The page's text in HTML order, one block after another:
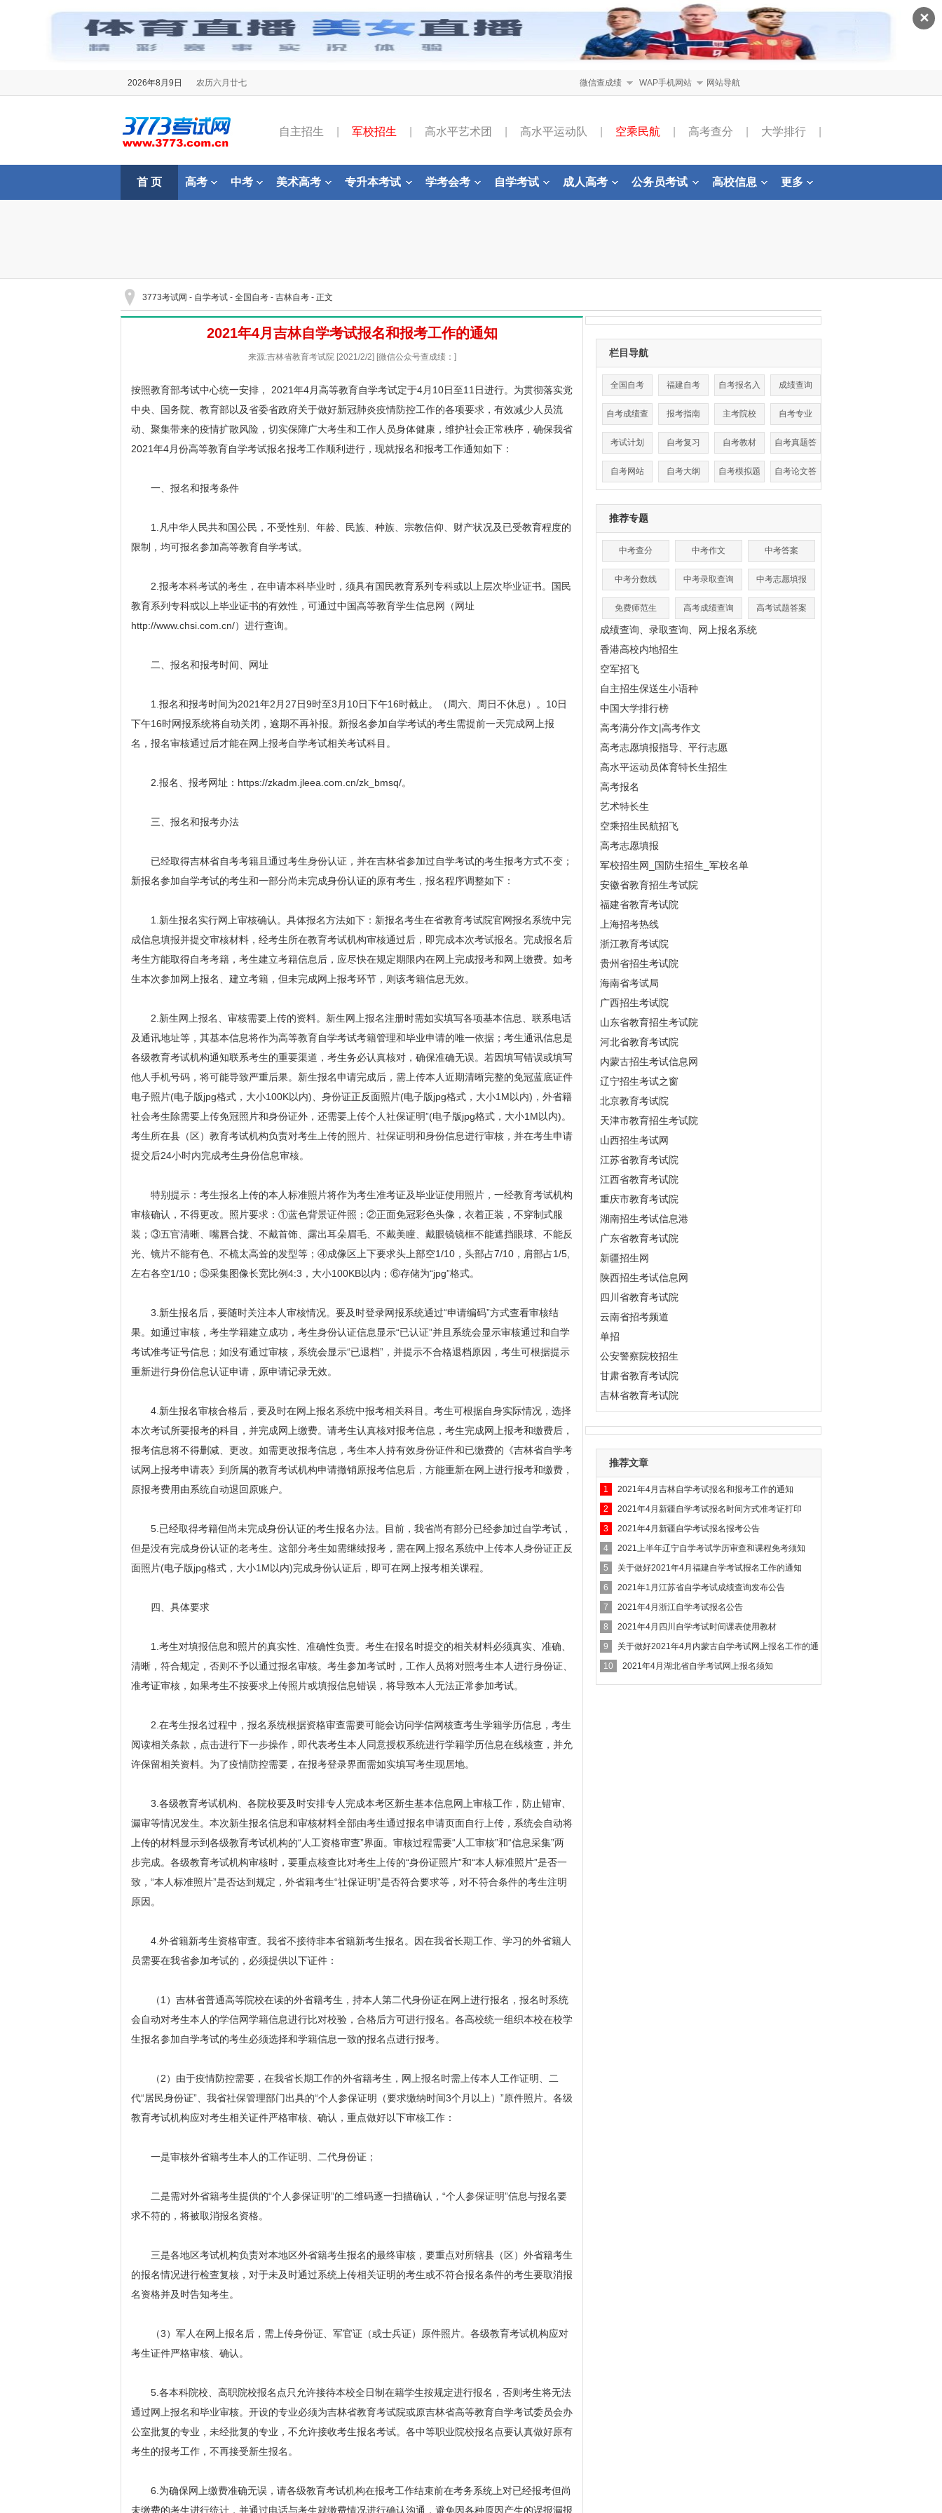
✕
2026年8月9日 农历六月廿七 微信查成绩 WAP手机网站 网站导航
自主招生 军校招生 高水平艺术团 高水平运动队 空乘民航 高考查分 大学排行
首 页 高考 中考 美术高考 专升本考试 学考会考 自学考试 成人高考 公务员考试 高校信息 更多
3773考试网 - 自学考试 - 全国自考 - 吉林自考 - 正文
2021年4月吉林自学考试报名和报考工作的通知
来源:吉林省教育考试院 [2021/2/2] [微信公众号查成绩：]
按照教育部考试中心统一安排， 2021年4月高等教育自学考试定于4月10日至11日进行。为贯彻落实党
中央、国务院、教育部以及省委省政府关于做好新冠肺炎疫情防控工作的各项要求，有效减少人员流
动、聚集带来的疫情扩散风险，切实保障广大考生和工作人员身体健康，维护社会正常秩序，确保我省
2021年4月份高等教育自学考试报名报考工作顺利进行，现就报名和报考工作通知如下：
一、报名和报考条件
1.凡中华人民共和国公民，不受性别、年龄、民族、种族、宗教信仰、财产状况及已受教育程度的
限制，均可报名参加高等教育自学考试。
2.报考本科考试的考生，在申请本科毕业时，须具有国民教育系列专科或以上层次毕业证书。国民
教育系列专科或以上毕业证书的有效性，可通过中国高等教育学生信息网（网址
http://www.chsi.com.cn/）进行查询。
二、报名和报考时间、网址
1.报名和报考时间为2021年2月27日9时至3月10日下午16时截止。（周六、周日不休息）。10日
下午16时网报系统将自动关闭，逾期不再补报。新报名参加自学考试的考生需提前一天完成网上报
名，报名审核通过后才能在网上报考自学考试相关考试科目。
2.报名、报考网址：https://zkadm.jleea.com.cn/zk_bmsq/。
三、报名和报考办法
已经取得吉林省自考考籍且通过考生身份认证，并在吉林省参加过自学考试的考生报考方式不变；
新报名参加自学考试的考生和一部分尚未完成身份认证的原有考生，报名程序调整如下：
1.新生报名实行网上审核确认。具体报名方法如下：新报名考生在省教育考试院官网报名系统中完
成信息填报并提交审核材料，经考生所在教育考试机构审核通过后，即完成本次考试报名。完成报名后
考生方能取得自考考籍，考生建立考籍信息后，应尽快在规定期限内在网上完成报考和网上缴费。如考
生本次参加网上报名、建立考籍，但未完成网上报考环节，则该考籍信息无效。
2.新生网上报名、审核需要上传的资料。新生网上报名注册时需如实填写各项基本信息、联系电话
及通讯地址等，其基本信息将作为高等教育自学考试考籍管理和毕业申请的唯一依据；考生通讯信息是
各级教育考试机构通知联系考生的重要渠道，考生务必认真核对，确保准确无误。若因填写错误或填写
他人手机号码，将可能导致严重后果。新生报名申请完成后，需上传本人近期清晰完整的免冠蓝底证件
电子照片(电子版jpg格式，大小100K以内)、身份证正反面照片(电子版jpg格式，大小1M以内)，外省籍
社会考生除需要上传免冠照片和身份证外，还需要上传个人社保证明”(电子版jpg格式，大小1M以内)。
考生所在县（区）教育考试机构负责对考生上传的照片、社保证明和身份信息进行审核，并在考生申请
提交后24小时内完成考生身份信息审核。
特别提示：考生报名上传的本人标准照片将作为考生准考证及毕业证使用照片，一经教育考试机构
审核确认，不得更改。照片要求：①蓝色背景证件照；②正面免冠彩色头像，衣着正装，不穿制式服
装；③五官清晰、嘴唇合拢、不戴首饰、露出耳朵眉毛、不戴美瞳、戴眼镜镜框不能遮挡眼球、不能反
光、镜片不能有色、不梳太高耸的发型等；④成像区上下要求头上部空1/10，头部占7/10，肩部占1/5,
左右各空1/10；⑤采集图像长宽比例4:3，大小100KB以内；⑥存储为“jpg”格式。
3.新生报名后，要随时关注本人审核情况。要及时登录网报系统通过“申请编码”方式查看审核结
果。如通过审核，考生学籍建立成功，考生身份认证信息显示“已认证”并且系统会显示审核通过和自学
考试准考证号信息；如没有通过审核，系统会显示“已退档”，并提示不合格退档原因，考生可根据提示
重新进行身份信息认证申请，原申请记录无效。
4.新生报名审核合格后，要及时在网上报名系统中报考相关科目。考生可根据自身实际情况，选择
本次考试所要报考的科目，并完成网上缴费。请考生认真核对报考信息，考生完成网上报考和缴费后，
报考信息将不得删减、更改。如需更改报考信息，考生本人持有效身份证件和已缴费的《吉林省自学考
试网上报考申请表》到所属的教育考试机构申请撤销原报考信息后，方能重新在网上进行报考和缴费，
原报考费用由系统自动退回原账户。
5.已经取得考籍但尚未完成身份认证的考生报名办法。目前，我省尚有部分已经参加过自学考试，
但是没有完成身份认证的老考生。这部分考生如需继续报考，需在网上报名系统中上传本人身份证正反
面照片(电子版jpg格式，大小1M以内)完成身份认证后，即可在网上报考相关课程。
四、具体要求
1.考生对填报信息和照片的真实性、准确性负责。考生在报名时提交的相关材料必须真实、准确、
清晰，符合规定，否则不予以通过报名审核。考生参加考试时，工作人员将对照考生本人进行身份证、
准考证审核，如果考生不按要求上传照片或填报信息错误，将导致本人无法正常参加考试。
2.在考生报名过程中，报名系统根据资格审查需要可能会访问学信网核查考生学籍学历信息，考生
阅读相关条款，点击进行下一步操作，即代表考生本人同意授权系统进行学籍学历信息在线核查，并允
许保留相关资料。为了疫情防控需要，在报考登录界面需如实填写考生现居地。
3.各级教育考试机构、各院校要及时安排专人完成本考区新生基本信息网上审核工作，防止错审、
漏审等情况发生。本次新生报名信息和审核材料全部由考生通过报名申请页面自行上传，系统会自动将
上传的材料显示到各级教育考试机构的“人工资格审查”界面。审核过程需要“人工审核”和“信息采集”两
步完成。各级教育考试机构审核时，要重点核查比对考生上传的“身份证照片”和“本人标准照片”是否一
致，“本人标准照片”是否达到规定，外省籍考生“社保证明”是否符合要求等，对不符合条件的考生注明
原因。
4.外省籍新考生资格审查。我省不接待非本省籍新考生报名。因在我省长期工作、学习的外省籍人
员需要在我省参加考试的，必须提供以下证件：
（1）吉林省普通高等院校在读的外省籍考生，持本人第二代身份证在网上进行报名，报名时系统
会自动对考生本人的学信网学籍信息进行比对校验，合格后方可进行报名。各高校统一组织本校在校学
生报名参加自学考试的考生必须选择和学籍信息一致的报名点进行报考。
（2）由于疫情防控需要，在我省长期工作的外省籍考生，网上报名时需上传本人工作证明、二
代“居民身份证”、我省社保管理部门出具的“个人参保证明（要求缴纳时间3个月以上）”原件照片。各级
教育考试机构应对考生相关证件严格审核、确认，重点做好以下审核工作：
一是审核外省籍考生本人的工作证明、二代身份证；
二是需对外省籍考生提供的“个人参保证明”的二维码逐一扫描确认，“个人参保证明”信息与报名要
求不符的，将被取消报名资格。
三是各地区考试机构负责对本地区外省籍考生报名的最终审核，要重点对所辖县（区）外省籍考生
的报名情况进行检查复核，对于未及时通过系统上传相关证明的考生或不符合报名条件的考生要取消报
名资格并及时告知考生。
（3）军人在网上报名后，需上传身份证、军官证（或士兵证）原件照片。各级教育考试机构应对
考生证件严格审核、确认。
5.各本科院校、高职院校报名点只允许接待本校全日制在籍学生按规定进行报名，否则考生将无法
通过网上报名和毕业审核。开设的专业必须为吉林省教育考试院或原吉林省高等教育自学考试委员会办
公室批复的专业，未经批复的专业，不允许接收考生报名考试。各中等职业院校报名点要认真做好原有
考生的报考工作，不再接受新生报名。
6.为确保网上缴费准确无误，请各级教育考试机构在报考工作结束前在考务系统上对已经报考但尚
未缴费的考生进行统计，并通过电话与考生就缴费情况进行确认沟通，避免因各种原因产生的误报漏报
栏目导航
全国自考 福建自考 自考报名入
口
成绩查询
自考成绩查
询
报考指南 主考院校 自考专业
考试计划 自考复习 自考教材 自考真题答
案
自考网站
自考大纲 自考模拟题 自考论文答
辩
推荐专题
中考查分 中考作文 中考答案
中考分数线 中考录取查询 中考志愿填报
免费师范生 高考成绩查询 高考试题答案
成绩查询、录取查询、网上报名系统
香港高校内地招生
空军招飞
自主招生保送生小语种
中国大学排行榜
高考满分作文|高考作文
高考志愿填报指导、平行志愿
高水平运动员体育特长生招生
高考报名
艺术特长生
空乘招生民航招飞
高考志愿填报
军校招生网_国防生招生_军校名单
安徽省教育招生考试院
福建省教育考试院
上海招考热线
浙江教育考试院
贵州省招生考试院
海南省考试局
广西招生考试院
山东省教育招生考试院
河北省教育考试院
内蒙古招生考试信息网
辽宁招生考试之窗
北京教育考试院
天津市教育招生考试院
山西招生考试网
江苏省教育考试院
江西省教育考试院
重庆市教育考试院
湖南招生考试信息港
广东省教育考试院
新疆招生网
陕西招生考试信息网
四川省教育考试院
云南省招考频道
单招
公安警察院校招生
甘肃省教育考试院
吉林省教育考试院
推荐文章
1
2021年4月吉林自学考试报名和报考工作的通知
2
2021年4月新疆自学考试报名时间方式准考证打印
3
2021年4月新疆自学考试报名报考公告
4
2021上半年辽宁自学考试学历审查和课程免考须知
5
关于做好2021年4月福建自学考试报名工作的通知
6
2021年1月江苏省自学考试成绩查询发布公告
7
2021年4月浙江自学考试报名公告
8
2021年4月四川自学考试时间课表使用教材
9
关于做好2021年4月内蒙古自学考试网上报名工作的通
知10 2021年4月湖北省自学考试网上报名须知